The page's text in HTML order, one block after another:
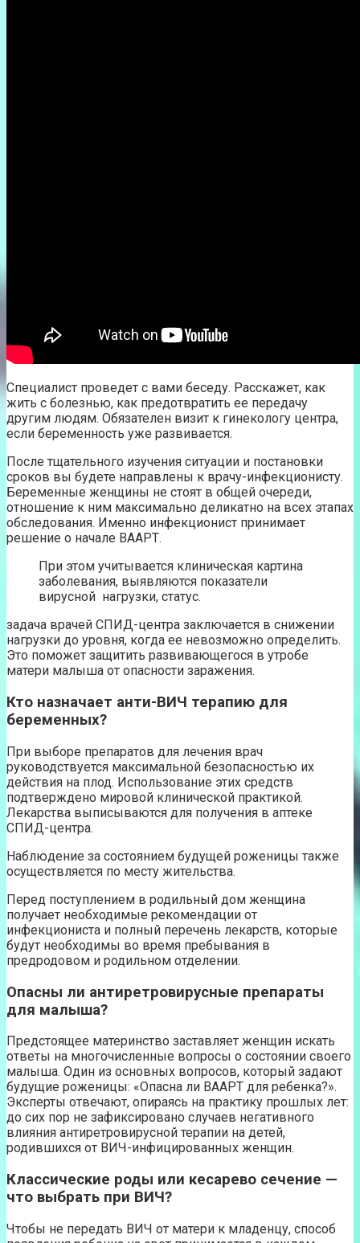
Специалист проведет с вами беседу. Расскажет, как
жить с болезнью, как предотвратить ее передачу
другим людям. Обязателен визит к гинекологу центра,
если беременность уже развивается.
После тщательного изучения ситуации и постановки
сроков вы будете направлены к врачу-инфекционисту.
Беременные женщины не стоят в общей очереди,
отношение к ним максимально деликатно на всех этапах
обследования. Именно инфекционист принимает
решение о начале ВААРТ.
При этом учитывается клиническая картина
заболевания, выявляются показатели
вирусной нагрузки, статус.
задача врачей СПИД-центра заключается в снижении
нагрузки до уровня, когда ее невозможно определить.
Это поможет защитить развивающегося в утробе
матери малыша от опасности заражения.
Кто назначает анти-ВИЧ терапию для
беременных?
При выборе препаратов для лечения врач
руководствуется максимальной безопасностью их
действия на плод. Использование этих средств
подтверждено мировой клинической практикой.
Лекарства выписываются для получения в аптеке
СПИД-центра.
Наблюдение за состоянием будущей роженицы также
осуществляется по месту жительства.
Перед поступлением в родильный дом женщина
получает необходимые рекомендации от
инфекциониста и полный перечень лекарств, которые
будут необходимы во время пребывания в
предродовом и родильном отделении.
Опасны ли антиретровирусные препараты
для малыша?
Предстоящее материнство заставляет женщин искать
ответы на многочисленные вопросы о состоянии своего
малыша. Один из основных вопросов, который задают
будущие роженицы: «Опасна ли ВААРТ для ребенка?».
Эксперты отвечают, опираясь на практику прошлых лет:
до сих пор не зафиксировано случаев негативного
влияния антиретровирусной терапии на детей,
родившихся от ВИЧ-инфицированных женщин.
Классические роды или кесарево сечение —
что выбрать при ВИЧ?
Чтобы не передать ВИЧ от матери к младенцу, способ